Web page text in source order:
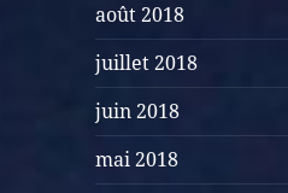
août 2018
juillet 2018
juin 2018
mai 2018